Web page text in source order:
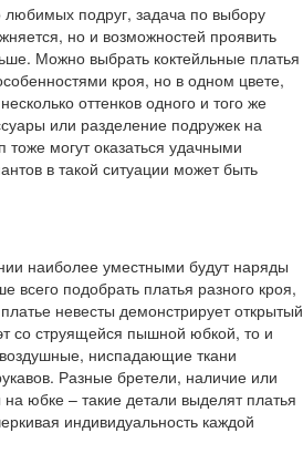
любимых подруг, задача по выбору
но и возможностей проявить
Можно выбрать коктейльные платья
кроя, но в одном цвете,
оттенков одного и того же
или разделение подружек на
тоже могут оказаться удачными
в такой ситуации может быть
наиболее уместными будут наряды
всего подобрать платья разного кроя,
невесты демонстрирует открытый
со струящейся пышной юбкой, то и
ниспадающие ткани
Разные бретели, наличие или
на юбке – такие детали выделят платья
индивидуальность каждой